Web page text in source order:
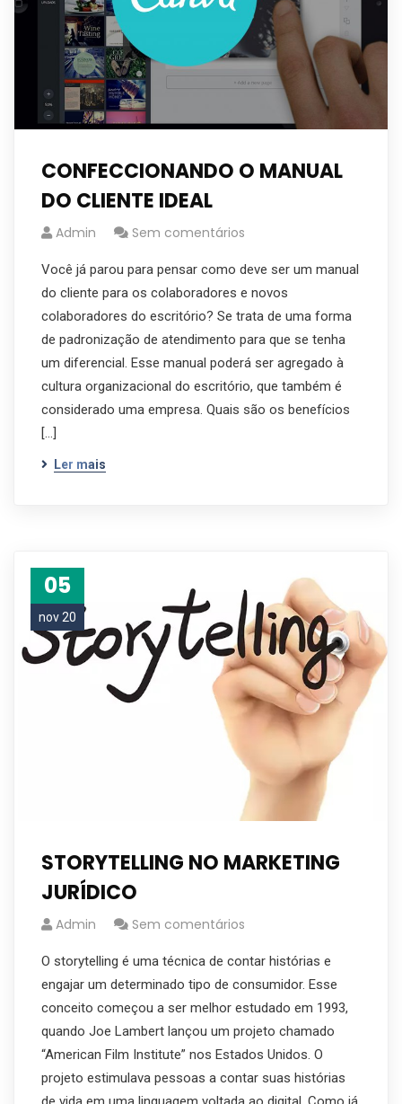
CONFECCIONANDO O MANUAL
DO CLIENTE IDEAL
Admin Sem comentários
Você já parou para pensar como deve ser um manual
do cliente para os colaboradores e novos
colaboradores do escritório? Se trata de uma forma
de padronização de atendimento para que se tenha
um diferencial. Esse manual poderá ser agregado à
cultura organizacional do escritório, que também é
considerado uma empresa. Quais são os benefícios
[…]
Ler mais
05
nov 20
STORYTELLING NO MARKETING
JURÍDICO
Admin Sem comentários
O storytelling é uma técnica de contar histórias e
engajar um determinado tipo de consumidor. Esse
conceito começou a ser melhor estudado em 1993,
quando Joe Lambert lançou um projeto chamado
“American Film Institute” nos Estados Unidos. O
projeto estimulava pessoas a contar suas histórias